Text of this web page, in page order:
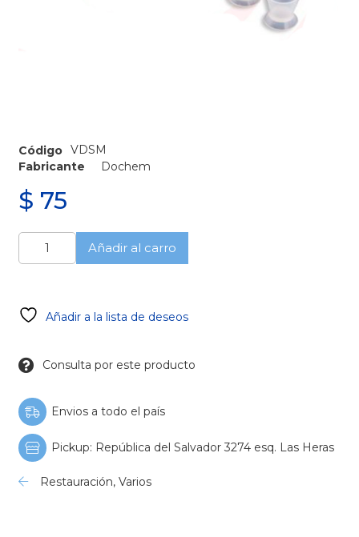
Código VDSM
Fabricante
Dochem
$ 75
Vaso
Dappen
cantidad
Añadir al carro
Añadir a la lista de deseos
Consulta por este producto
Envios a todo el país
Pickup: República del Salvador 3274 esq. Las Heras
Restauración, Varios